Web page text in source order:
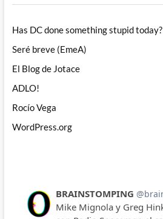
Has DC done something stupid today?
Seré breve (EmeA)
El Blog de Jotace
ADLO!
Rocío Vega
WordPress.org